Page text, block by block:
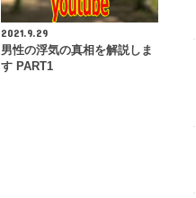
2021.9.29
男性の浮気の真相を解説しま
す PART1